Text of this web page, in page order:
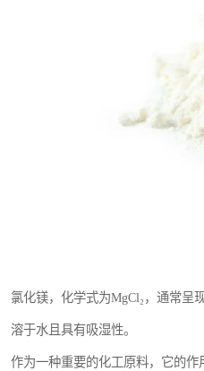
氯化镁，化学式为MgCl₂，通常呈
溶于水且具有吸湿性。
作为一种重要的化工原料，它的作